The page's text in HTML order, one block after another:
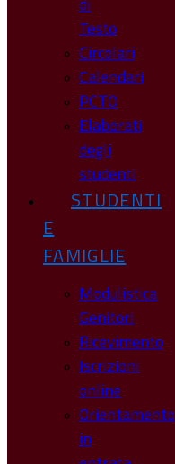
Testo
Circolari
Calendari
PCTO
Elaborati
degli
studenti
STUDENTI
E
FAMIGLIE
Modulistica
Genitori
Ricevimento
Iscrizioni
online
Orientamento
in